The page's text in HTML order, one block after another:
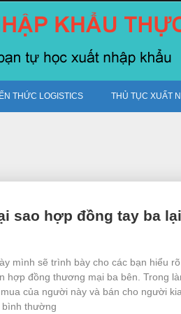
THỨC LOGISTICS THỦ TỤC XUẤT
sao hợp đồng tay ba
mình sẽ trình bày cho các bạn hiểu
hợp đồng thương mại ba bên. Trong
của người này và bán cho người
bình thường